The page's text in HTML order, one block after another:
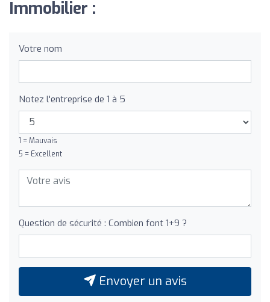
Immobilier :
Votre nom
Notez l'entreprise de 1 à 5
1 = Mauvais
5 = Excellent
Question de sécurité : Combien font 1+9 ?
Envoyer un avis